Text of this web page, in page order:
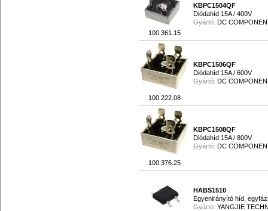
100.361.15
KBPC1504QF
Diódahíd 15A / 400V
Gyártó: DC
100.222.08
KBPC1506QF
Diódahíd 15A / 600V
Gyártó: DC
100.376.25
KBPC1508QF
Diódahíd 15A / 800V
Gyártó: DC
HABS1510
Egyenirányító híd,
Gyártó: YANGJIE